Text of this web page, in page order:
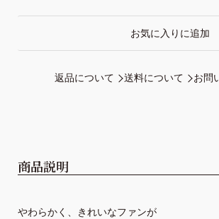
お気に入りに追加
返品について 送料について お問
商品説明
やわらかく、きれいなファンが